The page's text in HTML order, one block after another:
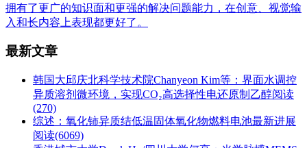
拥有了更广的知识面和更强的解决问题能力，在创意、视觉输
入和长内容上表现都更好了。
最新文章
韩国大邱庆北科学技术院Chanyeon Kim等：界面水调控
异质溶剂微环境，实现CO₂高选择性电还原制乙醇阅读
(270)
综述：氧化铈异质结低温固体氧化物燃料电池最新进展
阅读(6069)